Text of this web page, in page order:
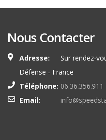
Nous Contacter
Adresse:
Sur rendez-
Défense - France
Téléphone: 06.36.356.911
Email: